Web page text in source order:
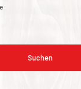
Suchen